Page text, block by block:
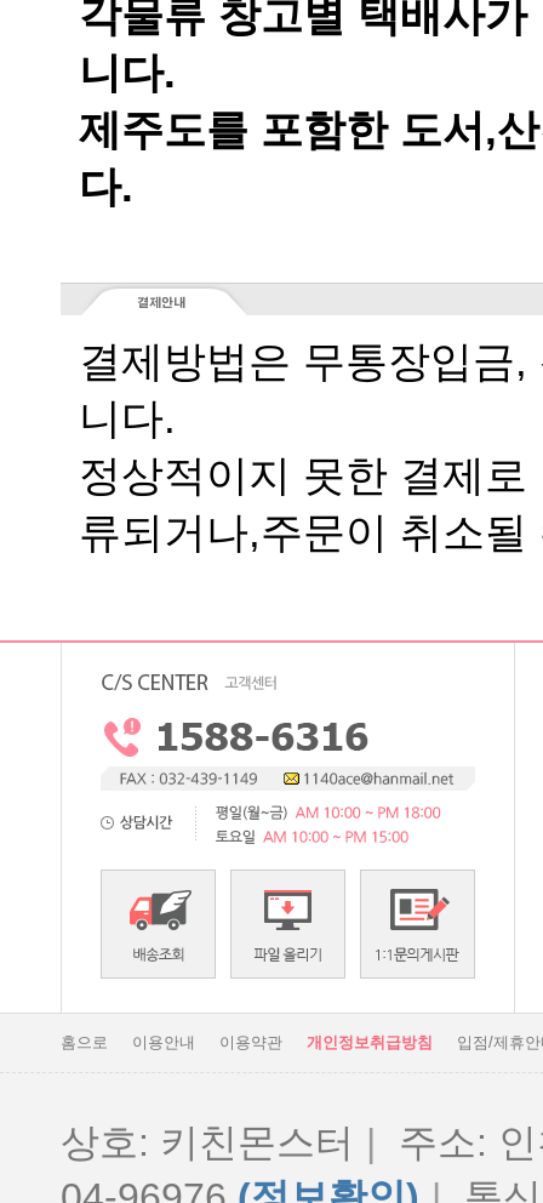
니다.
다.
니다.
류되거나,주문이 취소될
홈으로 이용안내 이용약관 개인정보취급방침 입점/제휴
상호: 키친몬스터 |
주소: